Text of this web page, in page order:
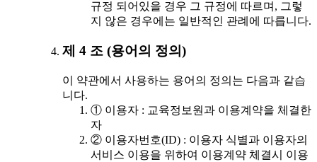
규정 되어있을 경우 그 규정에 따르며, 그렇
지 않은 경우에는 일반적인 관례에 따릅니다.
제 4 조 (용어의 정의)
이 약관에서 사용하는 용어의 정의는 다음과 같습
니다.
① 이용자 : 교육정보원과 이용계약을 체결한
자
② 이용자번호(ID) : 이용자 식별과 이용자의
서비스 이용을 위하여 이용계약 체결시 이용